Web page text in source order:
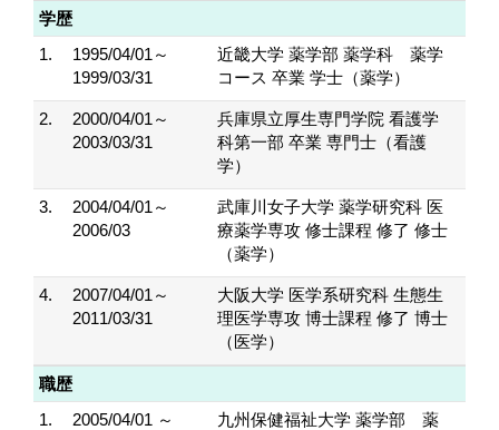
学歴
1.
1995/04/01～
1999/03/31
近畿大学 薬学部 薬学科 薬学
コース 卒業 学士（薬学）
2.
2000/04/01～
2003/03/31
兵庫県立厚生専門学院 看護学
科第一部 卒業 専門士（看護
学）
3.
2004/04/01～
2006/03
武庫川女子大学 薬学研究科 医
療薬学専攻 修士課程 修了 修士
（薬学）
4.
2007/04/01～
2011/03/31
大阪大学 医学系研究科 生態生
理医学専攻 博士課程 修了 博士
（医学）
職歴
1.
2005/04/01 ～
九州保健福祉大学 薬学部 薬